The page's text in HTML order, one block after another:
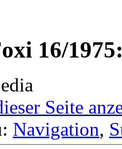
16/
Seite
Navigation,